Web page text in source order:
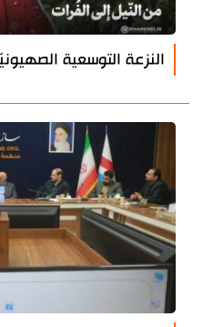
النزعة التوسعية